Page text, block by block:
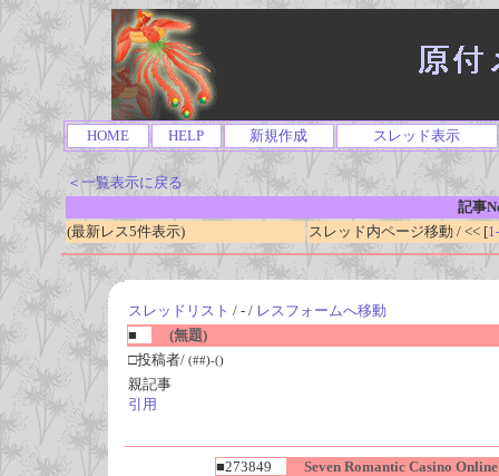
HOME HELP 新規作成 スレッド表示
＜一覧表示に戻る
記事
(最新レス5件表示)
スレッド内ページ移動 / << [
スレッドリスト / - / レスフォームへ移動
■
(無題)
□投稿者/ (##)-()
親記事
引用
■273849
Seven Romantic Casino